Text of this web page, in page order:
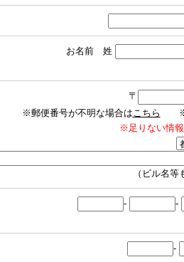
お名前 姓
〒
※郵便番号が不明な場合はこちら ※海
※足りない情
（ビル名
- -
-